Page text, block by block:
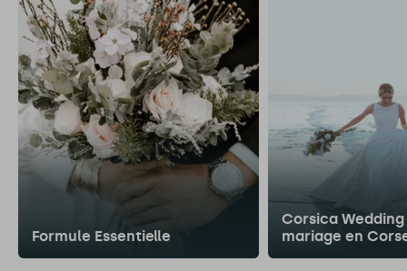
Formule Essentielle
Corsica Wedding
mariage en